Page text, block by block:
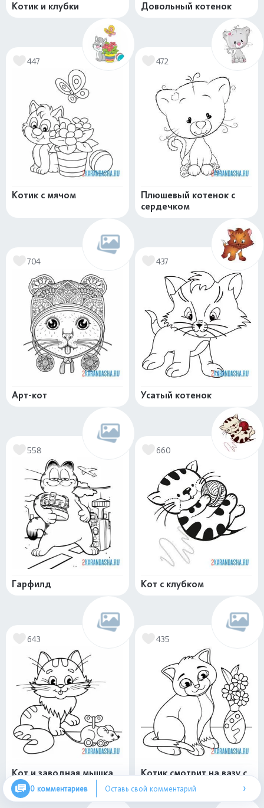
Котик и клубки Довольный котенок
447
Котик с мячом
472
Плюшевый котенок с
сердечком
704
Арт-кот
437
Усатый котенок
558
Гарфилд
660
Кот с клубком
643
Кот и заводная мышка
435
Котик смотрит на вазу с
цветами
0 комментариев Оставь свой комментарий ›